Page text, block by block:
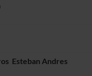
Esteban Andres